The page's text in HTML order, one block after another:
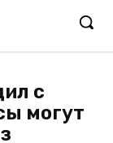
с
могут